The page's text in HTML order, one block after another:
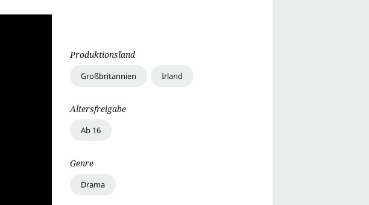
Produktionsland
Großbritannien Irland
Altersfreigabe
Ab 16
Genre
Drama